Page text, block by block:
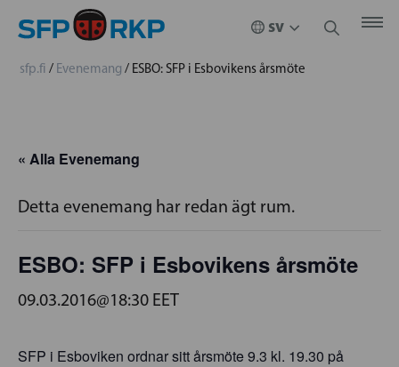
sfp.fi / Evenemang / ESBO: SFP i Esbovikens årsmöte
« Alla Evenemang
Detta evenemang har redan ägt rum.
ESBO: SFP i Esbovikens årsmöte
09.03.2016@18:30 EET
SFP i Esboviken ordnar sitt årsmöte 9.3 kl. 19.30 på